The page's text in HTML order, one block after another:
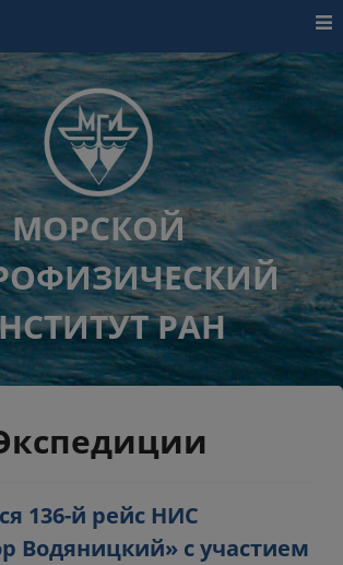
МОРСКОЙ
РАН
136-й рейс НИС
Водяницкий» с участием